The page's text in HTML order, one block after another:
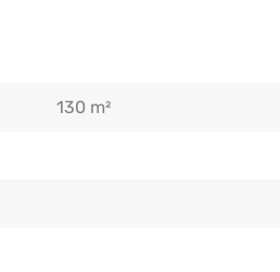
130 m²